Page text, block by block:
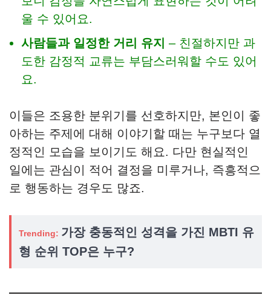
울 수 있어요.
사람들과 일정한 거리 유지 – 친절하지만 과
도한 감정적 교류는 부담스러워할 수도 있어
요.
이들은 조용한 분위기를 선호하지만, 본인이 좋
아하는 주제에 대해 이야기할 때는 누구보다 열
정적인 모습을 보이기도 해요. 다만 현실적인
일에는 관심이 적어 결정을 미루거나, 즉흥적으
로 행동하는 경우도 많죠.
Trending: 가장 충동적인 성격을 가진 MBTI 유
형 순위 TOP은 누구?